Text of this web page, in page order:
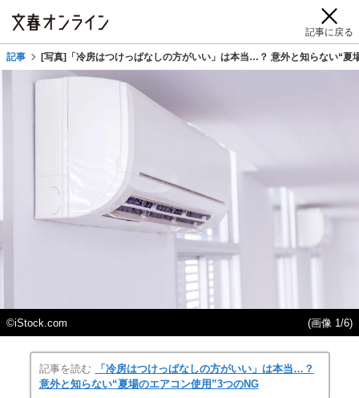
記事に戻る
記事 [写真]「冷房はつけっぱなしの方がいい」は本当…？ 意外と知らない“夏
©iStock.com (画像 1/6)
記事を読む
「冷房はつけっぱなしの方がいい」は本当…？
意外と知らない“夏場のエアコン使用”3つのNG